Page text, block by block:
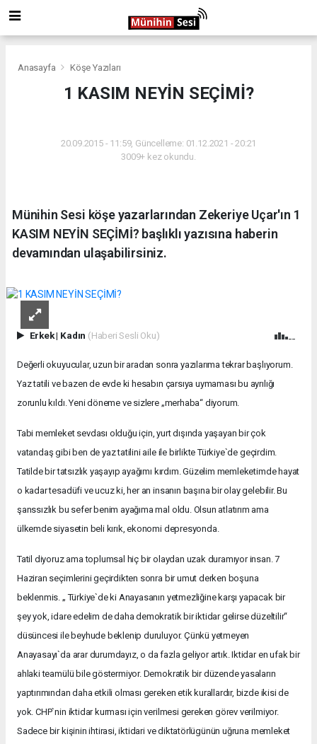
Anasayfa Köşe Yazıları
1 KASIM NEYİN SEÇİMİ?
20.09.2015 - 11:59, Güncelleme: 01.12.2021 - 20:21
3009+ kez okundu.
Münihin Sesi köşe yazarlarından Zekeriye Uçar'ın 1
KASIM NEYİN SEÇİMİ? başlıklı yazısına haberin
devamından ulaşabilirsiniz.
Erkek| Kadın (Haberi Sesli Oku)
Değerli okuyucular, uzun bir aradan sonra yazılarıma tekrar başlıyorum.
Yaz tatili ve bazen de evde ki hesabın çarsıya uymaması bu ayrılığı
zorunlu kıldı. Yeni döneme ve sizlere „merhaba“ diyorum.
Tabi memleket sevdası olduğu için, yurt dışında yaşayan bir çok
vatandaş gibi ben de yaz tatilini aile ile birlikte Türkiye`de geçirdim.
Tatilde bir tatsızlık yaşayıp ayağımı kırdım. Güzelim memleketimde hayat
o kadar tesadüfi ve ucuz ki, her an insanın başına bir olay gelebilir. Bu
şanssızlık bu sefer benim ayağıma mal oldu. Olsun atlatırım ama
ülkemde siyasetin beli kırık, ekonomi depresyonda.
Tatil diyoruz ama toplumsal hiç bir olaydan uzak duramıyor insan. 7
Haziran seçimlerini geçirdikten sonra bir umut derken boşuna
beklenmis. „ Türkiye`de ki Anayasanın yetmezliğine karşı yapacak bir
şey yok, idare edelim de daha demokratik bir iktidar gelirse düzeltilir“
düsüncesi ile beyhude beklenip duruluyor. Çünkü yetmeyen
Anayasayı`da arar durumdayız, o da fazla geliyor artık. Iktidar en ufak bir
ahlaki teamülü bile göstermiyor. Demokratik bir düzende yasaların
yaptırımından daha etkili olması gereken etik kurallardır, bizde ikisi de
yok. CHP`nin iktidar kurması için verilmesi gereken görev verilmiyor.
Sadece bir kişinin ihtirasi, iktidari ve diktatörlügünün uğruna memleket